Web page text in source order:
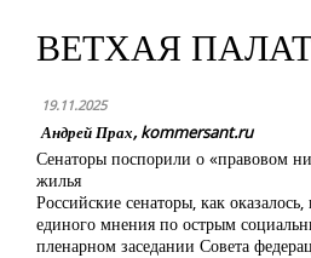
ВЕТХАЯ
19.11.2025
Андрей Прах, kommersant.ru
Сенаторы поспорили о «правовом
жилья
Российские сенаторы, как
единого мнения по острым
пленарном заседании Совета